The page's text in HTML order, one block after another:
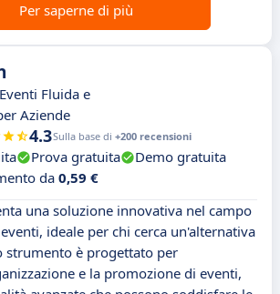
Per saperne di più
Fluida e
Aziende
4.3Sulla base di +200 recensioni
Prova gratuita
Demo gratuita
da 0,59 €
una soluzione innovativa nel campo
ideale per chi cerca un'alternativa
strumento è progettato per
e la promozione di eventi,